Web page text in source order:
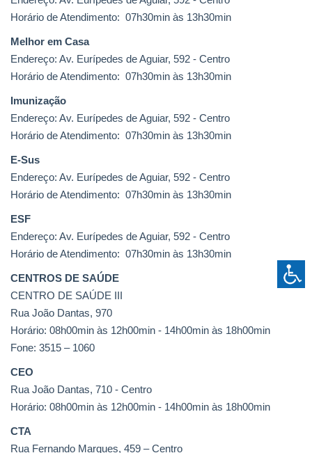
Horário de Atendimento: 07h30min às 13h30min
Melhor em Casa
Endereço: Av. Eurípedes de Aguiar, 592 - Centro
Horário de Atendimento: 07h30min às 13h30min
Imunização
Endereço: Av. Eurípedes de Aguiar, 592 - Centro
Horário de Atendimento: 07h30min às 13h30min
E-Sus
Endereço: Av. Eurípedes de Aguiar, 592 - Centro
Horário de Atendimento: 07h30min às 13h30min
ESF
Endereço: Av. Eurípedes de Aguiar, 592 - Centro
Horário de Atendimento: 07h30min às 13h30min
CENTROS DE SAÚDE
CENTRO DE SAÚDE III
Rua João Dantas, 970
Horário: 08h00min às 12h00min - 14h00min às 18h00min
Fone: 3515 – 1060
CEO
Rua João Dantas, 710 - Centro
Horário: 08h00min às 12h00min - 14h00min às 18h00min
CTA
Rua Fernando Marques, 459 – Centro